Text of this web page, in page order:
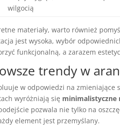
wilgocią
materiały, warto również
jest wysoka, wybór
funkcjonalną, a zarazem
trendy w
w odpowiedzi na
wyróżniają się minimalistyczne
pozwala nie tylko na
element jest przemyślany.